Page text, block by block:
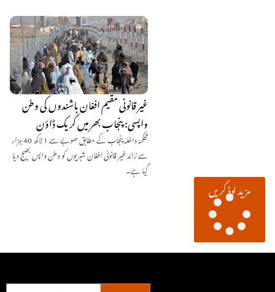
غیر قانونی مقیم افغان باشندوں کی وطن
واپسی: پنجاب بھر میں کریک ڈاؤن
محکمۂ داخلہ پنجاب کے مطابق صوبے سے 1 لاکھ 40 ہزار
سے زائد غیر قانونی افغان شہریوں کو وطن واپس بھیج دیا
گیا ہے۔
مزید لوڈ کریں